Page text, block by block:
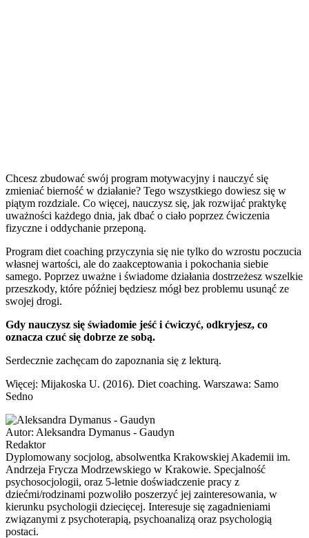
Chcesz zbudować swój program motywacyjny i nauczyć się
zmieniać bierność w działanie? Tego wszystkiego dowiesz się w
piątym rozdziale. Co więcej, nauczysz się, jak rozwijać praktykę
uważności każdego dnia, jak dbać o ciało poprzez ćwiczenia
fizyczne i oddychanie przeponą.
Program diet coaching przyczynia się nie tylko do wzrostu poczucia
własnej wartości, ale do zaakceptowania i pokochania siebie
samego. Poprzez uważne i świadome działania dostrzeżesz wszelkie
przeszkody, które później będziesz mógł bez problemu usunąć ze
swojej drogi.
Gdy nauczysz się świadomie jeść i ćwiczyć, odkryjesz, co
oznacza czuć się dobrze ze sobą.
Serdecznie zachęcam do zapoznania się z lekturą.
Więcej: Mijakoska U. (2016). Diet coaching. Warszawa: Samo
Sedno
Autor: Aleksandra Dymanus - Gaudyn
Redaktor
Dyplomowany socjolog, absolwentka Krakowskiej Akademii im.
Andrzeja Frycza Modrzewskiego w Krakowie. Specjalność
psychosocjologii, oraz 5-letnie doświadczenie pracy z
dziećmi/rodzinami pozwoliło poszerzyć jej zainteresowania, w
kierunku psychologii dziecięcej. Interesuje się zagadnieniami
związanymi z psychoterapią, psychoanalizą oraz psychologią
postaci.